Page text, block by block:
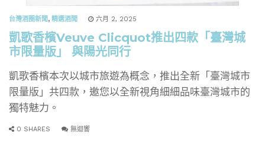
台灣酒圈新聞, 精選酒聞 六月 2, 2025
凱歌香檳Veuve Clicquot推出四款「臺灣城
市限量版」 與陽光同行
凱歌香檳本次以城市旅遊為概念，推出全新「臺灣城市
限量版」共四款，邀您以全新視角細細品味臺灣城市的
獨特魅力。
0 SHARES 無迴響